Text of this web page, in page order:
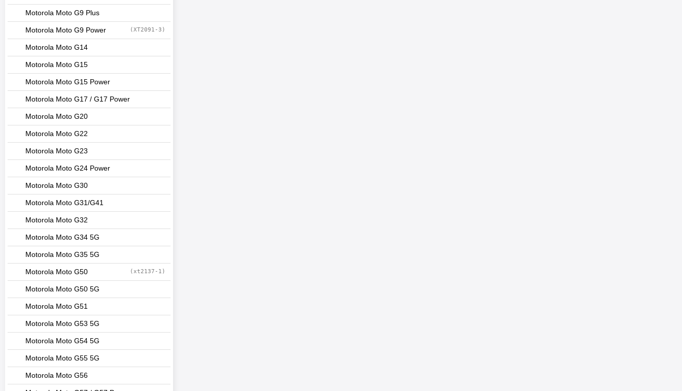
Motorola Moto G9 Plus
Motorola Moto G9 Power (XT2091-3)
Motorola Moto G14
Motorola Moto G15
Motorola Moto G15 Power
Motorola Moto G17 / G17 Power
Motorola Moto G20
Motorola Moto G22
Motorola Moto G23
Motorola Moto G24 Power
Motorola Moto G30
Motorola Moto G31/G41
Motorola Moto G32
Motorola Moto G34 5G
Motorola Moto G35 5G
Motorola Moto G50 (xt2137-1)
Motorola Moto G50 5G
Motorola Moto G51
Motorola Moto G53 5G
Motorola Moto G54 5G
Motorola Moto G55 5G
Motorola Moto G56